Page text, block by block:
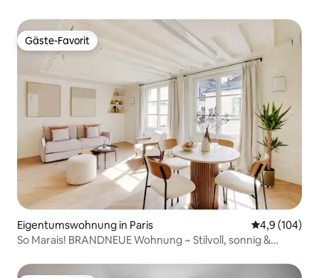
Gäste-Favorit
Gäste-Favorit
Eigentumswohnung in Paris
4,9 (104)
So Marais! BRANDNEUE Wohnung ~ Stilvoll, sonnig &